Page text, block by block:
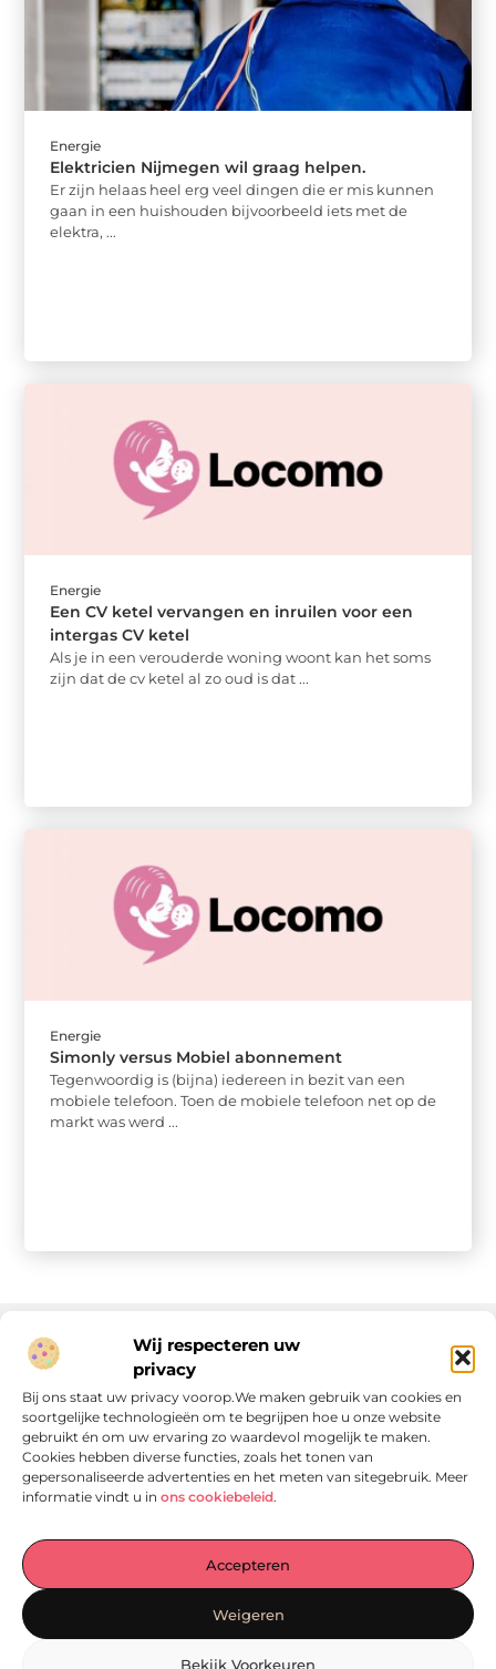
Wij respecteren uw
privacy
Bij ons staat uw privacy voorop.We maken gebruik van cookies en
soortgelijke technologieën om te begrijpen hoe u onze website
gebruikt én om uw ervaring zo waardevol mogelijk te maken.
Cookies hebben diverse functies, zoals het tonen van
gepersonaliseerde advertenties en het meten van sitegebruik. Meer
informatie vindt u in ons cookiebeleid.
Accepteren
Weigeren
Bekijk Voorkeuren
Energie
Elektricien Nijmegen wil graag helpen.
Er zijn helaas heel erg veel dingen die er mis kunnen
gaan in een huishouden bijvoorbeeld iets met de
elektra, ...
Energie
Een CV ketel vervangen en inruilen voor een
intergas CV ketel
Als je in een verouderde woning woont kan het soms
zijn dat de cv ketel al zo oud is dat ...
Energie
Simonly versus Mobiel abonnement
Tegenwoordig is (bijna) iedereen in bezit van een
mobiele telefoon. Toen de mobiele telefoon net op de
markt was werd ...
, praktische tips waar je écht iets aan hebt en artikelen
vandaag opLocomo.nl
Onze informatie